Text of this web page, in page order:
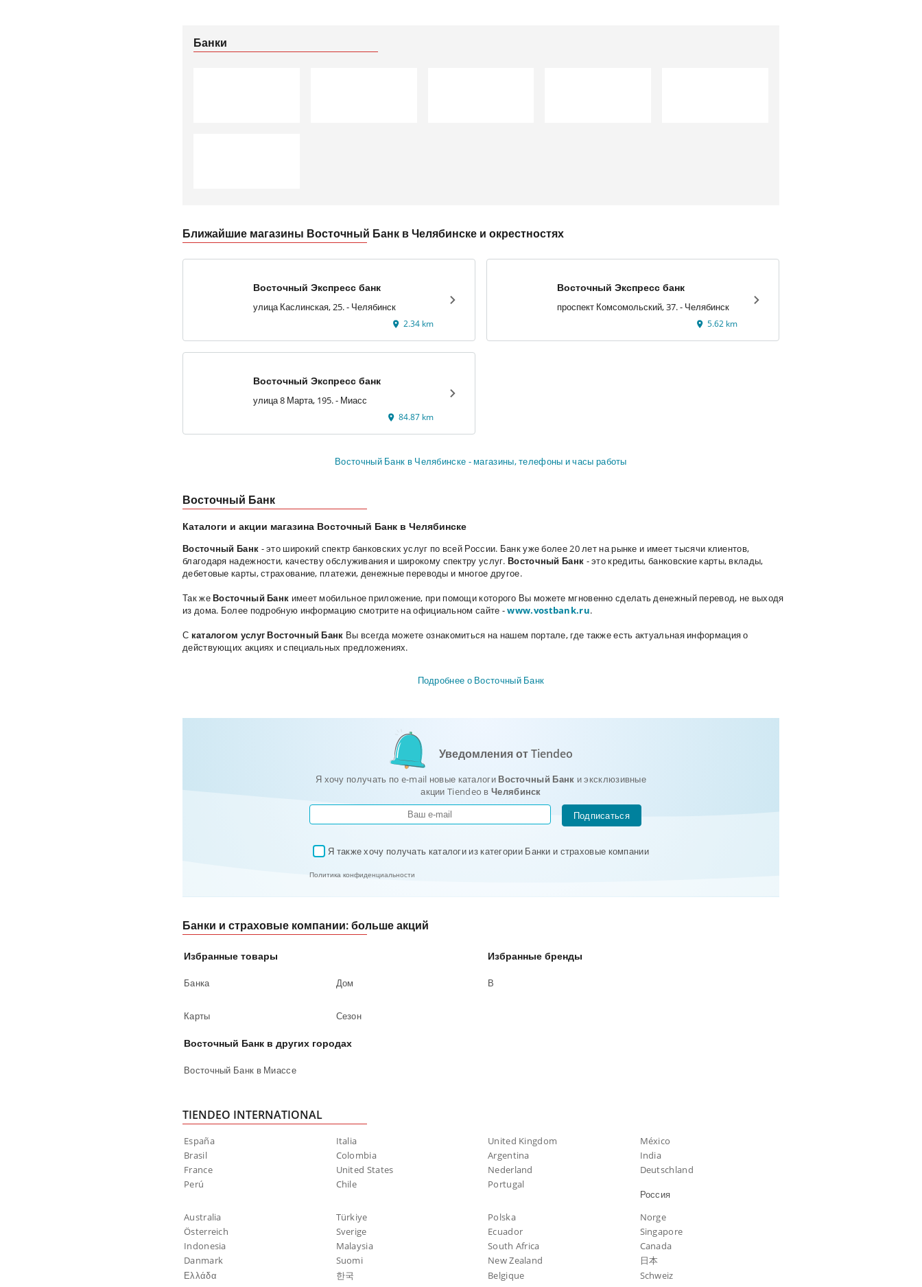
Банки
Ближайшие магазины Восточный Банк в Челябинске и окрестностях
Восточный Экспресс банк
улица Каслинская, 25. - Челябинск
2.34 km
Восточный Экспресс банк
проспект Комсомольский, 37. - Челябинск
5.62 km
Восточный Экспресс банк
улица 8 Марта, 195. - Миасс
84.87 km
Восточный Банк в Челябинске - магазины, телефоны и часы работы
Восточный Банк
Каталоги и акции магазина Восточный Банк в Челябинске
Восточный Банк - это широкий спектр банковских услуг по всей России. Банк уже более 20 лет на рынке и имеет тысячи клиентов,
благодаря надежности, качеству обслуживанияи широкому спектру услуг.Восточный Банк -это кредиты, банковские карты, вклады,
дебетовые карты, страхование, платежи, денежные переводы и многое другое.
Так жеВосточный Банк имеет мобильное приложение, при помощи которого Вы можете мгновенносделать денежный перевод, не выходя
из дома. Более подробную информацию смотрите на официальном сайте -www.vostbank.ru.
С каталогом услугВосточный Банк Вы всегда можете ознакомиться на нашем портале, где также есть актуальная информация о
действующих акциях и специальных предложениях.
Подробнее о Восточный Банк
Уведомления от Tiendeo
Я хочу получать по e-mail новые каталоги Восточный Банк и эксклюзивные
акции Tiendeo вЧелябинск
Подписаться
Я также хочу получать каталоги из категории Банки и страховые компании
Политика конфиденциальности
Банки и страховые компании: больше акций
Избранные товары
Банка Дом
Карты Сезон
Избранные бренды
В
Восточный Банк в других городах
Восточный Банк в Миассе
TIENDEO INTERNATIONAL
España Italia United Kingdom
México
Brasil
Colombia Argentina
India
France
United States Nederland
Deutschland
Perú
Chile
Portugal
Россия
Australia
Türkiye Polska
Norge
Österreich
Sverige Ecuador
Singapore
Indonesia
Malaysia South Africa
Canada
Danmark
Suomi New Zealand
日本
Ελλάδα
한국 Belgique
Schweiz